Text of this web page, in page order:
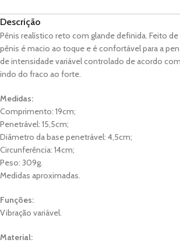
Descrição
Pênis realístico reto com glande definida. Feito
pênis é macio ao toque e é confortável para a
de intensidade variável controlado de acordo
indo do fraco ao forte.
Medidas:
Comprimento: 19cm;
Penetrável: 15,5cm;
Diâmetro da base penetrável: 4,5cm;
Circunferência: 14cm;
Peso: 309g.
Medidas aproximadas.
Funções:
Vibração variável.
Material: